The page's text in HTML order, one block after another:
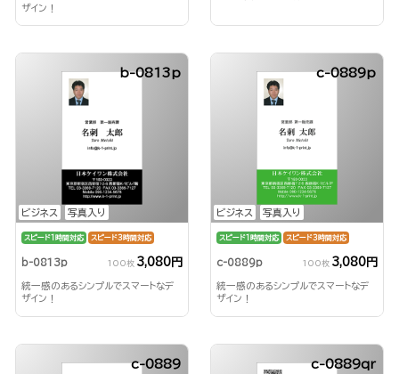
ザイン！
ビジネス 写真入り
b-0813p
スピード1時間対応 スピード3時間対応
b-0813p 100枚 3,080円
統一感のあるシンプルでスマートなデ
ザイン！
ビジネス 写真入り
c-0889p
スピード1時間対応 スピード3時間対応
c-0889p 100枚 3,080円
統一感のあるシンプルでスマートなデ
ザイン！
c-0889 c-0889qr